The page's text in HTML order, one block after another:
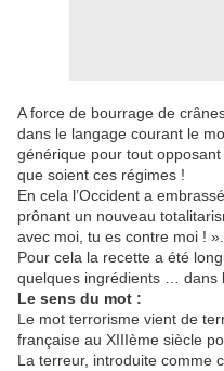
A force de bourrage de
dans le langage courant le
générique pour tout
que soient ces régimes !
En cela l’Occident a
prônant un nouveau
avec moi, tu es contre moi ! ».
Pour cela la recette a été
quelques ingrédients … dans
Le sens du mot :
Le mot terrorisme vient de
française au XIIIème siècle
La terreur, introduite comme